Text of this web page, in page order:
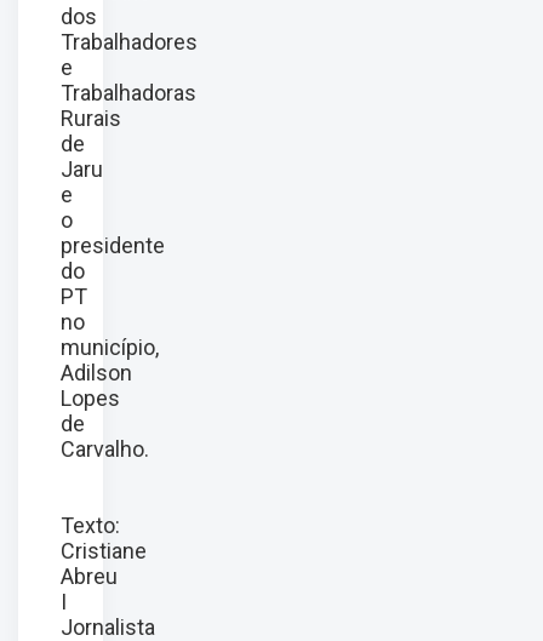
dos
Trabalhadores
e
Trabalhadoras
Rurais
de
Jaru
e
o
presidente
do
PT
no
município,
Adilson
Lopes
de
Carvalho.
Texto:
Cristiane
Abreu
I
Jornalista